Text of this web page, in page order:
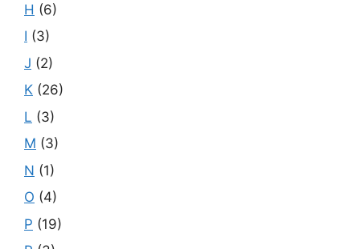
H (6)
I (3)
J (2)
K (26)
L (3)
M (3)
N (1)
O (4)
P (19)